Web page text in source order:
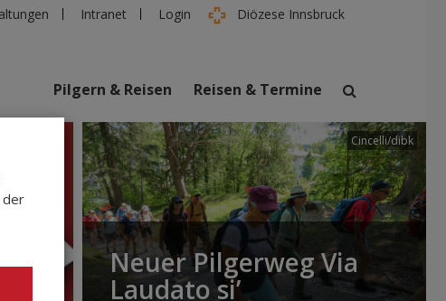
Intranet Login Diözese Innsbruck
suchen
Veranstaltungen Personen
Pilgern & Reisen Reisen & Termine
Cincelli/dibk
Neuer Pilgerweg Via
Laudato si’
der